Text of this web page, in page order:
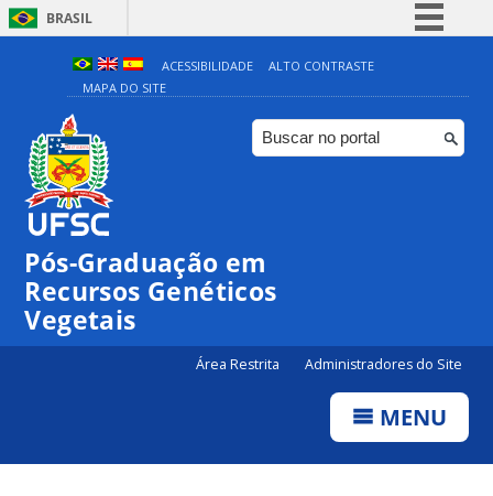
BRASIL
Simplifique!
Comunica BR
Participe
ACESSIBILIDADE
ALTO CONTRASTE
MAPA DO SITE
Pós-Graduação em
Recursos Genéticos
Vegetais
Área Restrita Administradores do Site
MENU